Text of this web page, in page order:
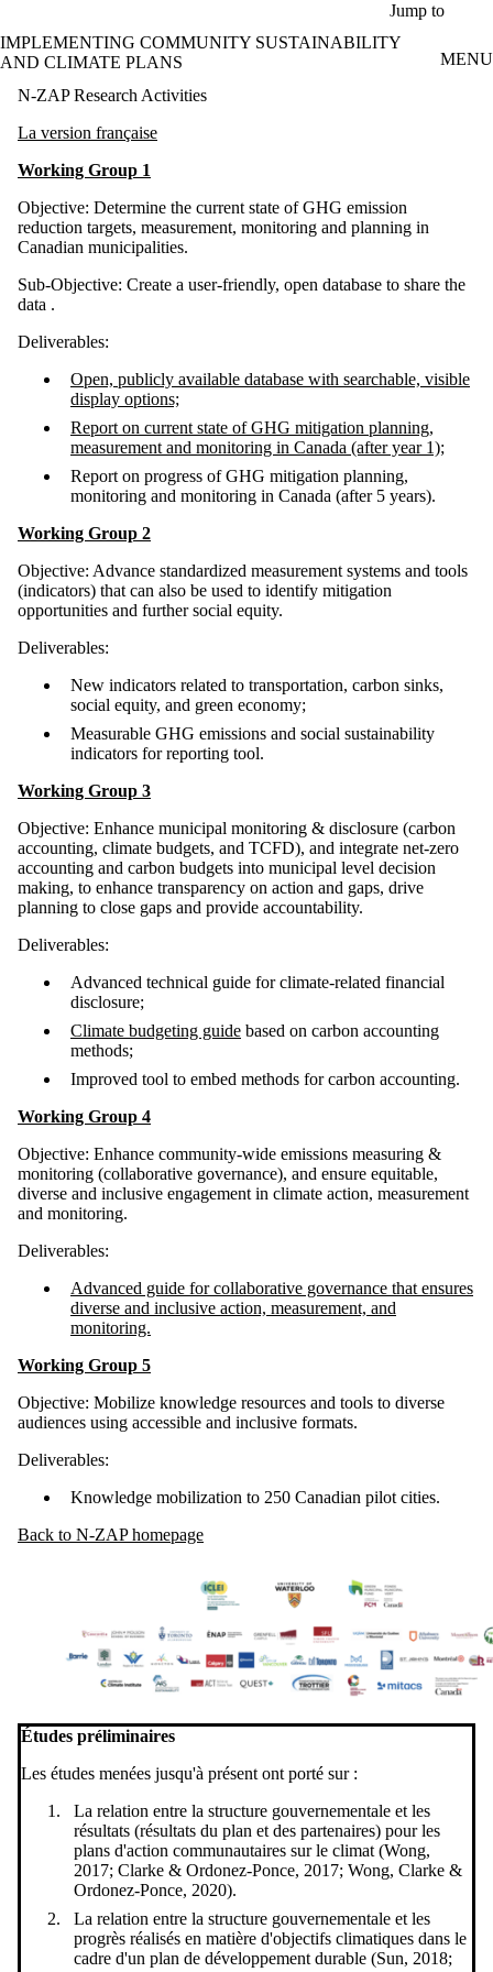
Jump to
IMPLEMENTING COMMUNITY SUSTAINABILITY
AND CLIMATE PLANS
MENU
N-ZAP Research Activities
La version française
Working Group 1
Objective: Determine the current state of GHG emission
reduction targets, measurement, monitoring and planning in
Canadian municipalities.
Sub-Objective: Create a user-friendly, open database to share the
data .
Deliverables:
Open, publicly available database with searchable, visible
display options;
Report on current state of GHG mitigation planning,
measurement and monitoring in Canada (after year 1);
Report on progress of GHG mitigation planning,
monitoring and monitoring in Canada (after 5 years).
Working Group 2
Objective: Advance standardized measurement systems and tools
(indicators) that can also be used to identify mitigation
opportunities and further social equity.
Deliverables:
New indicators related to transportation, carbon sinks,
social equity, and green economy;
Measurable GHG emissions and social sustainability
indicators for reporting tool.
Working Group 3
Objective: Enhance municipal monitoring & disclosure (carbon
accounting, climate budgets, and TCFD), and integrate net-zero
accounting and carbon budgets into municipal level decision
making, to enhance transparency on action and gaps, drive
planning to close gaps and provide accountability.
Deliverables:
Advanced technical guide for climate-related financial
disclosure;
Climate budgeting guide based on carbon accounting
methods;
Improved tool to embed methods for carbon accounting.
Working Group 4
Objective: Enhance community-wide emissions measuring &
monitoring (collaborative governance), and ensure equitable,
diverse and inclusive engagement in climate action, measurement
and monitoring.
Deliverables:
Advanced guide for collaborative governance that ensures
diverse and inclusive action, measurement, and
monitoring.
Working Group 5
Objective: Mobilize knowledge resources and tools to diverse
audiences using accessible and inclusive formats.
Deliverables:
Knowledge mobilization to 250 Canadian pilot cities.
Back to N-ZAP homepage
Études préliminaires
Les études menées jusqu'à présent ont porté sur :
La relation entre la structure gouvernementale et les
résultats (résultats du plan et des partenaires) pour les
plans d'action communautaires sur le climat (Wong,
2017; Clarke & Ordonez-Ponce, 2017; Wong, Clarke &
Ordonez-Ponce, 2020).
La relation entre la structure gouvernementale et les
progrès réalisés en matière d'objectifs climatiques dans le
cadre d'un plan de développement durable (Sun, 2018;